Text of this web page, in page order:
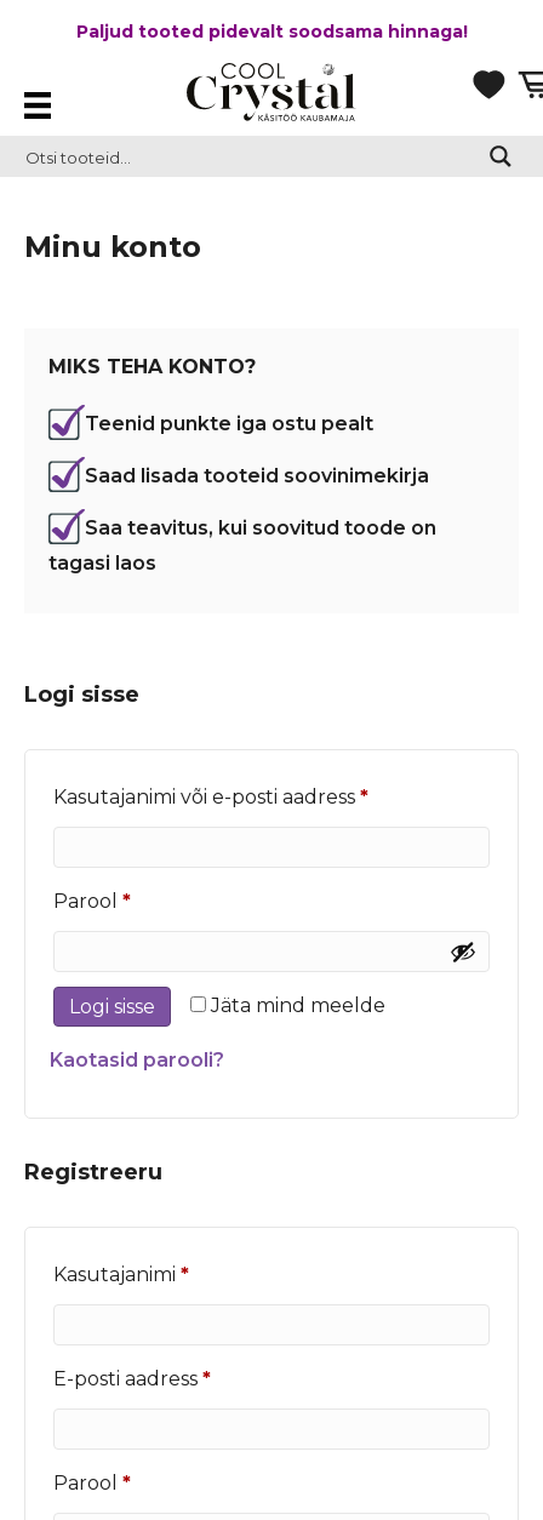
Paljud tooted pidevalt soodsama hinnaga!
Minu konto
MIKS TEHA KONTO?
Teenid punkte iga ostu pealt
Saad lisada tooteid soovinimekirja
Saa teavitus, kui soovitud toode on
tagasi laos
Logi sisse
Kasutajanimi või e-posti aadress *Nõutud
Parool *Nõutud
Jäta mind meelde
Logi sisse
Kaotasid parooli?
Registreeru
Kasutajanimi *Nõutud
E-posti aadress *Nõutud
Parool *Nõutud